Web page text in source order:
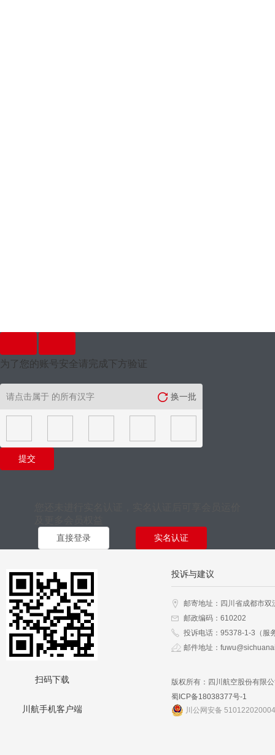
为了您的账号安全请完成下方验证
请点击属于 的所有汉字 换一批
提交
直接登录 实名认证
扫码下载
川航手机客户端
投诉与建议
邮寄地址：四川省成都市
邮政编码：610202
投诉电话：95378-1-3（服
邮件地址：
版权所有：四川航空股份有限
蜀ICP备18038377号-1
川公网安备